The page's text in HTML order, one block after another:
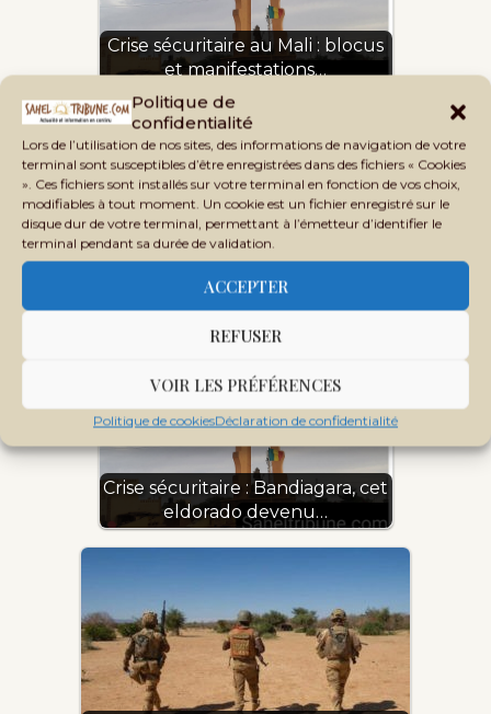
Politique de
confidentialité
Lors de l’utilisation de nos sites, des informations de navigation de votre
terminal sont susceptibles d’être enregistrées dans des fichiers « Cookies
». Ces fichiers sont installés sur votre terminal en fonction de vos choix,
modifiables à tout moment. Un cookie est un fichier enregistré sur le
disque dur de votre terminal, permettant à l’émetteur d’identifier le
terminal pendant sa durée de validation.
ACCEPTER
REFUSER
VOIR LES PRÉFÉRENCES
Politique de cookiesDéclaration de confidentialité
Crise sécuritaire au Mali : blocus
et manifestations…
Bandiagara : huit morts et cinq
Crise sécuritaire : Bandiagara, cet
eldorado devenu…